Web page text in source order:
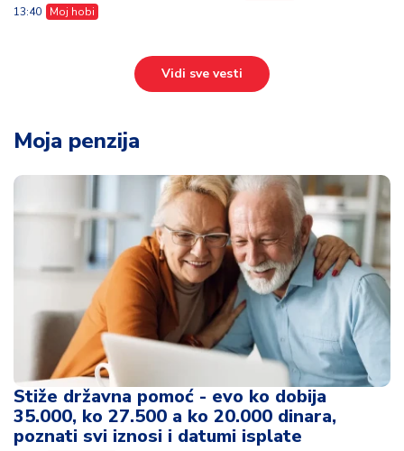
13:40 Moj hobi
Vidi sve vesti
Moja penzija
Stiže državna pomoć - evo ko dobija
35.000, ko 27.500 a ko 20.000 dinara,
poznati svi iznosi i datumi isplate